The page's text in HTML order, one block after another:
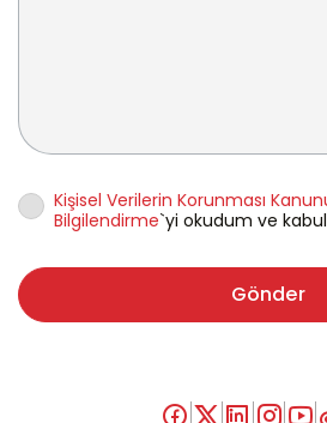
Kişisel Verilerin Korunması
Bilgilendirme`yi okudum ve
Gönder